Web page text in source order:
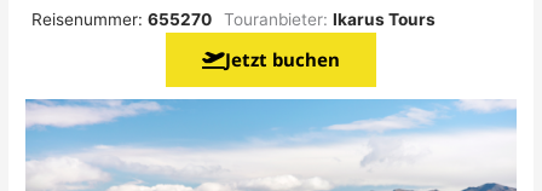
Reisenummer:655270 Touranbieter:Ikarus Tours
Jetzt buchen